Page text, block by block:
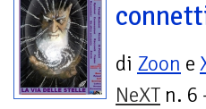
di Zoon e
NeXT n. 6